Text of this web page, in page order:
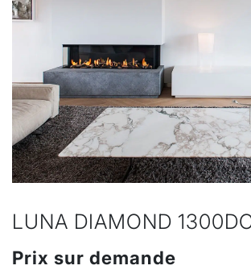
LUNA DIAMOND
Prix sur demande